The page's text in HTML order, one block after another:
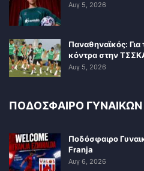
Αυγ 5, 2026
Παναθηναϊκός:
κόντρα στην
Αυγ 5, 2026
ΠΟΔΟΣΦΑΙΡΟ ΓΥΝΑΙΚΩΝ
Ποδόσφαιρο
Franja
Αυγ 6, 2026